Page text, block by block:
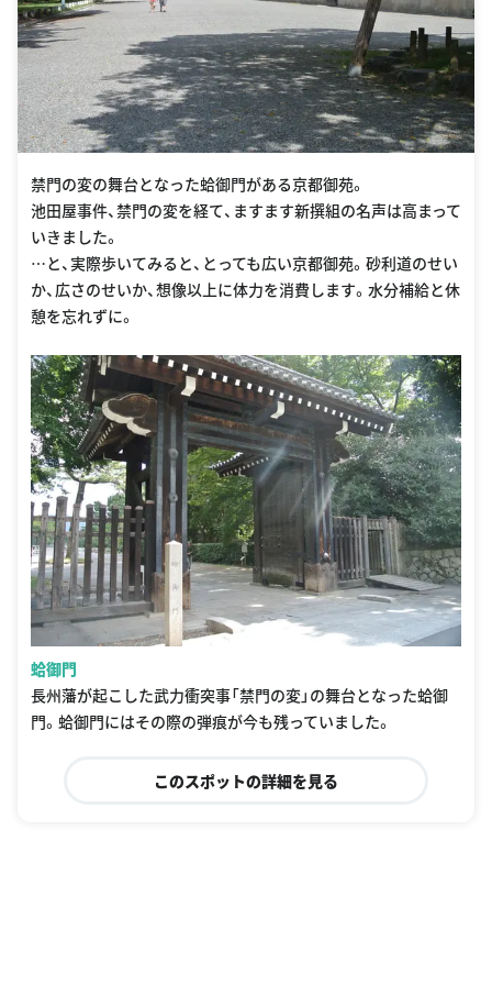
禁門の変の舞台となった蛤御門がある京都御苑。
池田屋事件、禁門の変を経て、ますます新撰組の名声は高まって
いきました。
…と、実際歩いてみると、とっても広い京都御苑。砂利道のせい
か、広さのせいか、想像以上に体力を消費します。水分補給と休
憩を忘れずに。
蛤御門
長州藩が起こした武力衝突事「禁門の変」の舞台となった蛤御
門。蛤御門にはその際の弾痕が今も残っていました。
このスポットの詳細を見る